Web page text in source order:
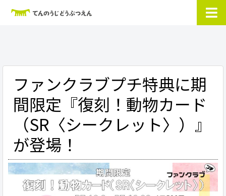
ファンクラブプチ特典に期
間限定『復刻！動物カード
（SR〈シークレット〉）』
が登場！